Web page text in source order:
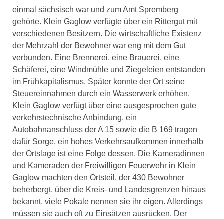
einmal sächsisch war und zum Amt Spremberg
gehörte. Klein Gaglow verfügte über ein Rittergut mit
verschiedenen Besitzern. Die wirtschaftliche Existenz
der Mehrzahl der Bewohner war eng mit dem Gut
verbunden. Eine Brennerei, eine Brauerei, eine
Schäferei, eine Windmühle und Ziegeleien entstanden
im Frühkapitalismus. Später konnte der Ort seine
Steuereinnahmen durch ein Wasserwerk erhöhen.
Klein Gaglow verfügt über eine ausgesprochen gute
verkehrstechnische Anbindung, ein
Autobahnanschluss der A 15 sowie die B 169 tragen
dafür Sorge, ein hohes Verkehrsaufkommen innerhalb
der Ortslage ist eine Folge dessen. Die Kameradinnen
und Kameraden der Freiwilligen Feuerwehr in Klein
Gaglow machten den Ortsteil, der 430 Bewohner
beherbergt, über die Kreis- und Landesgrenzen hinaus
bekannt, viele Pokale nennen sie ihr eigen. Allerdings
müssen sie auch oft zu Einsätzen ausrücken. Der